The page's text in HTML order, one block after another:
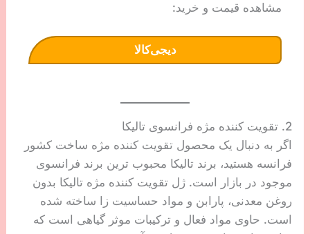
مشاهده قیمت و خرید:
دیجی‌کالا
2. تقویت کننده مژه فرانسوی تالیکا
اگر به دنبال یک محصول تقویت کننده مژه ساخت کشور
فرانسه هستید، برند تالیکا محبوب ترین برند فرانسوی
موجود در بازار است. ژل تقویت کننده مژه تالیکا بدون
روغن معدنی، پارابن و مواد حساسیت زا ساخته شده
است. حاوی مواد فعال و ترکیبات موثر گیاهی است که